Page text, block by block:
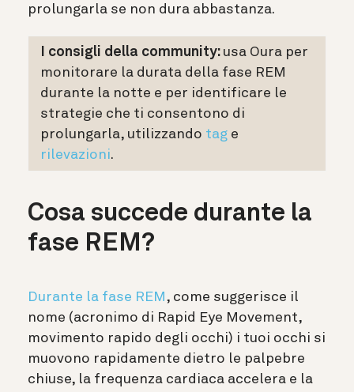
prolungarla se non dura abbastanza.
I consigli della community: usa Oura per
monitorare la durata della fase REM
durante la notte e per identificare le
strategie che ti consentono di
prolungarla, utilizzando tag e
rilevazioni.
Cosa succede durante la
fase REM?
Durante la fase REM , come suggerisce il
nome (acronimo di Rapid Eye Movement,
movimento rapido degli occhi) i tuoi occhi si
muovono rapidamente dietro le palpebre
chiuse, la frequenza cardiaca accelera e la